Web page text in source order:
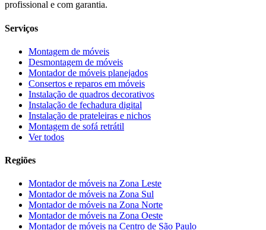
profissional e com garantia.
Serviços
Montagem de móveis
Desmontagem de móveis
Montador de móveis planejados
Consertos e reparos em móveis
Instalação de quadros decorativos
Instalação de fechadura digital
Instalação de prateleiras e nichos
Montagem de sofá retrátil
Ver todos
Regiões
Montador de móveis na Zona Leste
Montador de móveis na Zona Sul
Montador de móveis na Zona Norte
Montador de móveis na Zona Oeste
Montador de móveis na Centro de São Paulo